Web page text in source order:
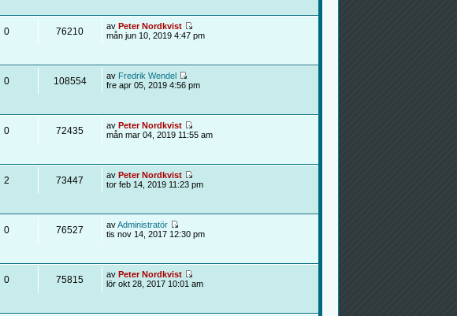
0 76210 av Peter Nordkvist
mån jun 10, 2019 4:47 pm
0 108554 av Fredrik Wendel
fre apr 05, 2019 4:56 pm
0 72435 av Peter Nordkvist
mån mar 04, 2019 11:55 am
2 73447 av Peter Nordkvist
tor feb 14, 2019 11:23 pm
0 76527 avAdministratör
tis nov 14, 2017 12:30 pm
0 75815 av Peter Nordkvist
lör okt 28, 2017 10:01 am